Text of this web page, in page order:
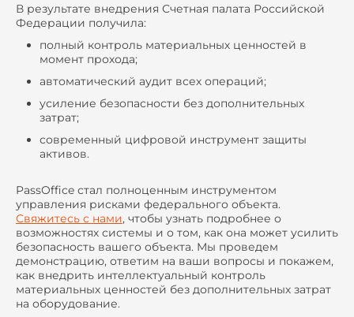
В результате внедрения Счетная палата Российской
Федерации получила:
полный контроль материальных ценностей в
момент прохода;
автоматический аудит всех операций;
усиление безопасности без дополнительных
затрат;
современный цифровой инструмент защиты
активов.
PassOffice стал полноценным инструментом
управления рисками федерального объекта.
Свяжитесь с нами, чтобы узнать подробнее о
возможностях системы и о том, как она может усилить
безопасность вашего объекта. Мы проведем
демонстрацию, ответим на ваши вопросы и покажем,
как внедрить интеллектуальный контроль
материальных ценностей без дополнительных затрат
на оборудование.